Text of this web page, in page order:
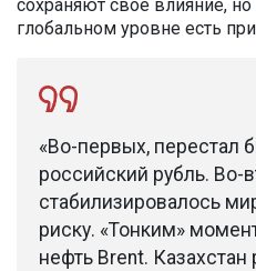
сохраняют свое влияние,
глобальном уровне есть
«Во-первых, перестал
российский рубль. Во-
стабилизировалось
риску. «Тонким»
нефть Brent. Казахстан